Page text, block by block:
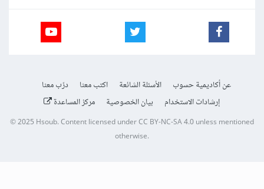
عن أكاديمية حسوب الأسئلة الشائعة اكتب معنا
درّب معنا
إرشادات الاستخدام
بيان الخصوصية مركز المساعدة
© 2025 Hsoub.Content licensed underCC BY-NC-SA 4.0unless mentioned
otherwise.